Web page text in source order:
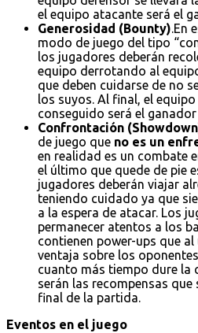
el equipo atacante será el
Generosidad (Bounty).En
modo de juego del tipo
los jugadores deberán
equipo derrotando al
que deben cuidarse de no
los suyos. Al final, el
conseguido será el
Confrontación
de juego que no es un
en realidad es un combate
el último que quede de pie
jugadores deberán viajar
teniendo cuidado ya que
a la espera de atacar. Los
permanecer atentos a los
contienen power-ups que
ventaja sobre los
cuanto más tiempo dure la
serán las recompensas que
final de la partida.
Eventos en el juego